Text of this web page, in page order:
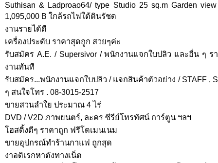
Suthisan & Ladproao64/ type Studio 25 sq.m Garden
1,095,000 B ใกล้รถไฟใต้ดินรัชด
งานรายได้ดี
เครื่องประดับ ราคาสุดถูก สวยๆค่ะ
รับสมัคร A.E. / Supersivor / พนักงานแจกใบปลิว และอื่น ๆ
งานทันที
รับสมัคร...พนักงานแจกใบปลิว / แจกสินค้าตัวอย่าง / STAFF ,
ๆ สนใจโทร . 08-3015-2517
ขายสวนลำใย ประมาณ 4 ไร่
DVD / V2D ภาพยนตร์, ละคร ซีรีย์โทรทัศน์ การ์ตูน ฯลฯ
โฮสติ้งดีๆ ราคาถูก ฟรีโดเมนเนม
ขายอุปกรณ์ทำร้านกาแฟ ถูกสุด
งาอดิเรกหาตังทางเน็ต